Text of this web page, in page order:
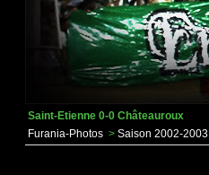
Saint-Etienne 0-0 Châteauroux
Furania-Photos > Saison 2002-2003